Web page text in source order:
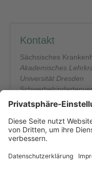
Kontakt
Sächsisches
Akademisches
Universität Dresden
Dr.-Max-Krell-Park 41
02708 Großschweidnitz
Telefon: 0 35 85 / 4
Beauftragter: Herr